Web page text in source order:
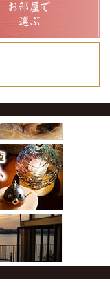
お部屋で
選ぶ